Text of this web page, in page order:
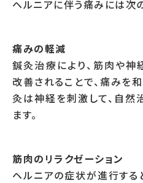
ヘルニアに伴う痛みには次
痛みの軽減
鍼灸治療により、筋肉や神
改善されることで、痛みを
灸は神経を刺激して、自然
ます。
筋肉のリラクゼーション
ヘルニアの症状が進行する